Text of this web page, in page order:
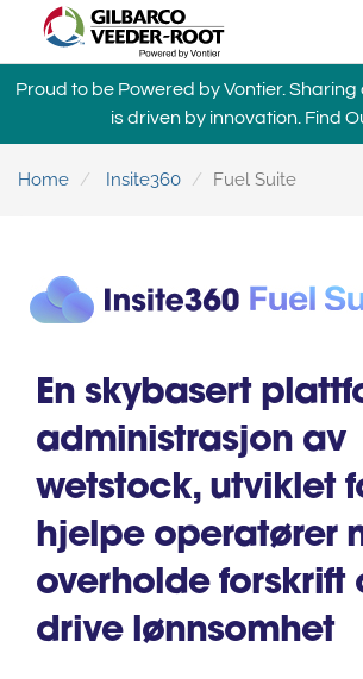
North America
United States
Canada
Português
Mexico
Español
India
South
Søker
Proud to be Powered by Vontier.
is driven by innovation. Find
Home Insite360 Fuel Suite
En skybasert
administrasjon av
wetstock, utviklet
hjelpe operatører
overholde forskrift
drive lønnsomhet